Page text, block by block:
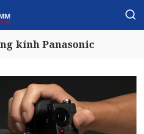
kính Panasonic